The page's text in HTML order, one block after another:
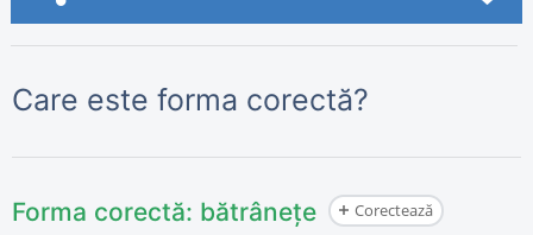
Care este forma corectă?
Forma corectă: bătrânețe Corectează